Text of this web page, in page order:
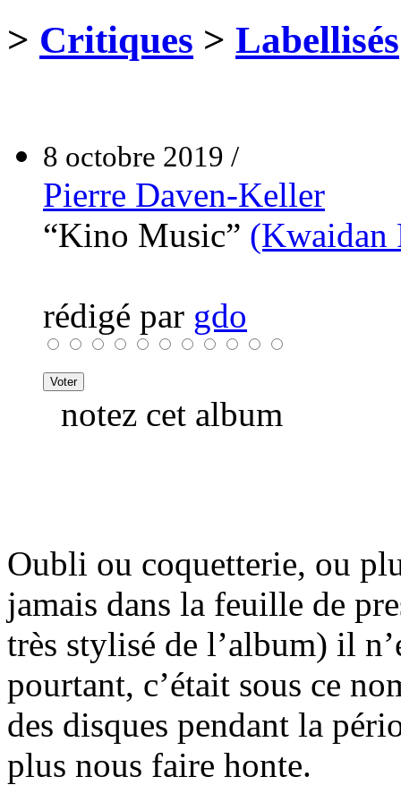
> Critiques > Labellisés
8 octobre 2019 /
Pierre Daven-Keller
“Kino Music” (Kwaidan
rédigé par gdo
notez cet album
Oubli ou coquetterie, ou
jamais dans la feuille de
très stylisé de l’album) il
pourtant, c’était sous ce
des disques pendant la
plus nous faire honte.